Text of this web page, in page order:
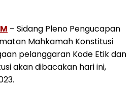
– Sidang Pleno Pengucapan
Mahkamah Konstitusi
pelanggaran Kode Etik dan
akan dibacakan hari ini,